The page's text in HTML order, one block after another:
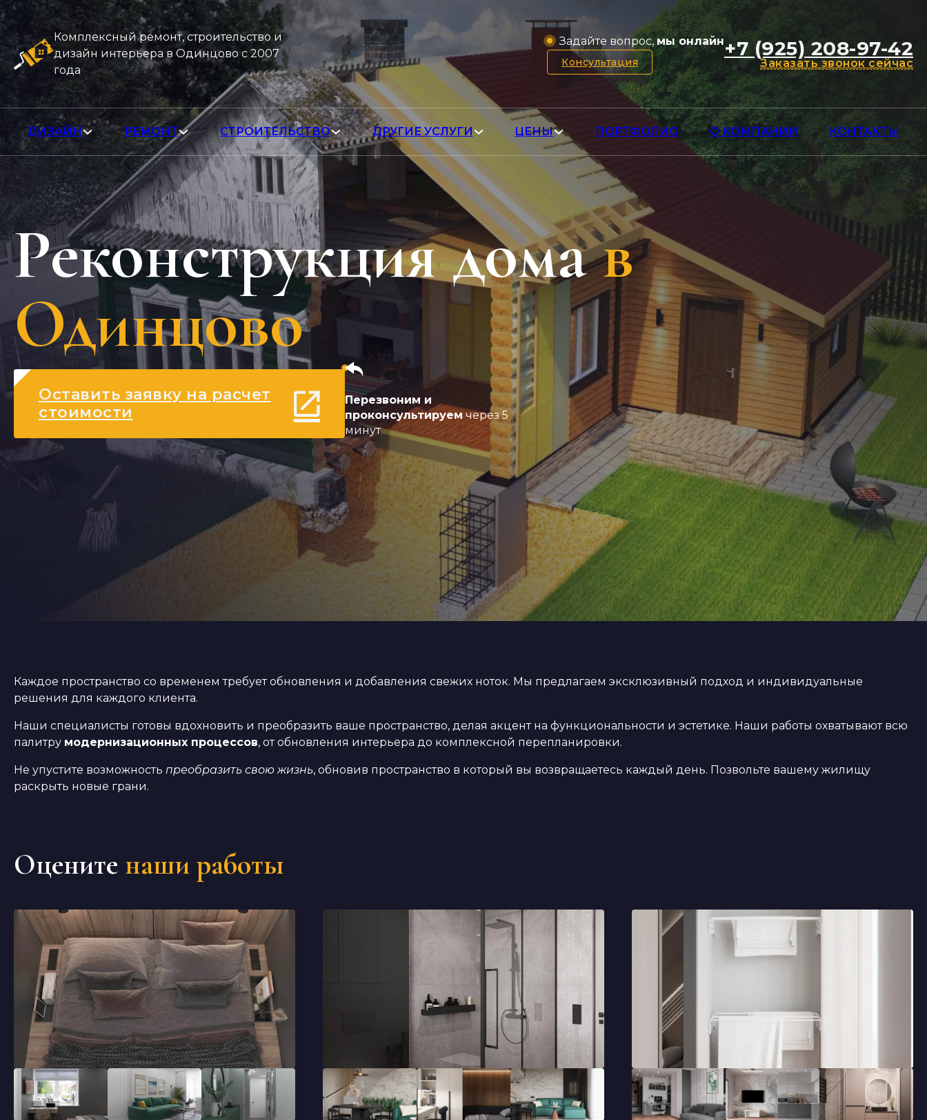
Комплексный ремонт, строительство и
дизайн интерьера в Одинцово с 2007
года
Задайте вопрос,мы онлайн
Консультация
+7 (925) 208-97-42
Заказать звонок сейчас
ДИЗАЙН РЕМОНТ СТРОИТЕЛЬСТВО ДРУГИЕ УСЛУГИ ЦЕНЫ ПОРТФОЛИО О КОМПАНИИ КОНТАКТЫ
Реконструкция домав
Одинцово
Оставить заявку на расчет
стоимости
Перезвоним и
проконсультируемчерез 5
минут
Каждое пространство со временем требует обновления и добавления свежих ноток. Мы предлагаем эксклюзивный подход и индивидуальные
решения для каждого клиента.
Наши специалисты готовы вдохновить и преобразить ваше пространство, делая акцент на функциональности и эстетике. Наши работы охватывают всю
палитру модернизационных процессов, от обновления интерьера до комплексной перепланировки.
Не упустите возможность преобразить свою жизнь, обновив пространство в который вы возвращаетесь каждый день. Позвольте вашему жилищу
раскрыть новые грани.
Оцените наши работы